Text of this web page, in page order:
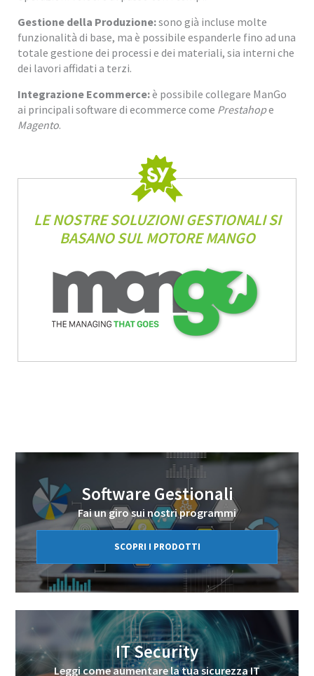
Gestione della Produzione:sono già incluse molte
funzionalità di base, ma è possibile espanderle fino ad una
totale gestione dei processi e dei materiali, sia interni che
dei lavori affidati a terzi.
Integrazione Ecommerce:è possibile collegare ManGo
ai principali software di ecommerce come Prestahope
Magento.
LE NOSTRE SOLUZIONI GESTIONALI SI
BASANO SUL MOTORE MANGO
Software Gestionali
Fai un giro sui nostri programmi
SCOPRI I PRODOTTI
IT Security
Leggi come aumentare la tua sicurezza IT